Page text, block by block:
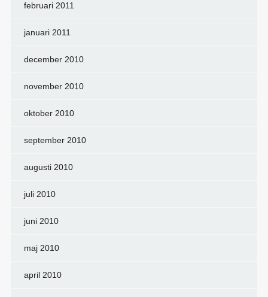
februari 2011
januari 2011
december 2010
november 2010
oktober 2010
september 2010
augusti 2010
juli 2010
juni 2010
maj 2010
april 2010